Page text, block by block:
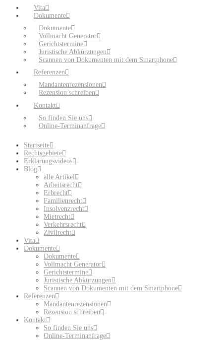
Vita
Dokumente
Dokumente
Vollmacht Generator
Gerichtstermine
Juristische Abkürzungen
Scannen von Dokumenten mit dem Smartphone
Referenzen
Mandantenrezensionen
Rezension schreiben
Kontakt
So finden Sie uns
Online-Terminanfrage
Startseite
Rechtsgebiete
Erklärungsvideos
Blog
alle Artikel
Arbeitsrecht
Erbrecht
Familienrecht
Insolvenzrecht
Mietrecht
Verkehrsrecht
Zivilrecht
Vita
Dokumente
Dokumente
Vollmacht Generator
Gerichtstermine
Juristische Abkürzungen
Scannen von Dokumenten mit dem Smartphone
Referenzen
Mandantenrezensionen
Rezension schreiben
Kontakt
So finden Sie uns
Online-Terminanfrage